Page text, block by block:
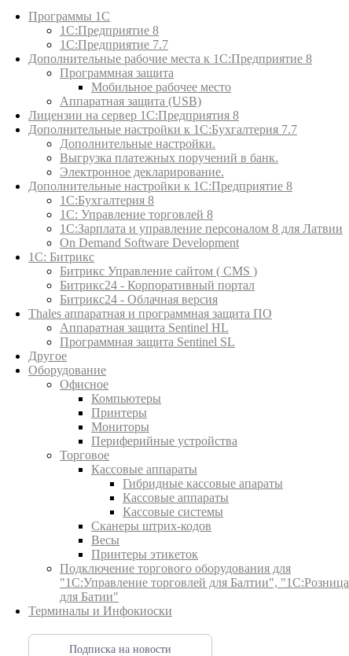
Программы 1С
1С:Предприятие 8
1С:Предприятие 7.7
Дополнительные рабочие места к 1С:Предприятие 8
Программная защита
Мобильное рабочее место
Аппаратная защита (USB)
Лицензии на сервер 1С:Предприятия 8
Дополнительные настройки к 1С:Бухгалтерия 7.7
Дополнительные настройки.
Выгрузка платежных поручений в банк.
Электронное декларирование.
Дополнительные настройки к 1С:Предприятие 8
1С:Бухгалтерия 8
1C: Управление торговлей 8
1С:Зарплата и управление персоналом 8 для Латвии
On Demand Software Development
1С: Битрикс
Битрикс Управление сайтом ( CMS )
Битрикс24 - Корпоративный портал
Битрикс24 - Облачная версия
Thales аппаратная и программная защита ПО
Аппаратная защита Sentinel HL
Программная защита Sentinel SL
Другое
Оборудование
Офисное
Компьютеры
Принтеры
Мониторы
Периферийные устройства
Торговое
Кассовые аппараты
Гибридные кассовые апараты
Кассовые аппараты
Кассовые системы
Сканеры штрих-кодов
Весы
Принтеры этикеток
Подключение торгового оборудования для
"1С:Управление торговлей для Балтии", "1С:Розница
для Батии"
Терминалы и Инфокиоски
Подписка на новости